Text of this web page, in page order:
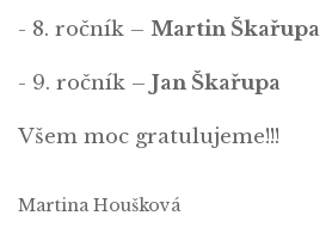
- 8. ročník – Martin Škařupa
- 9. ročník – Jan Škařupa
Všem moc gratulujeme!!!
Martina Houšková